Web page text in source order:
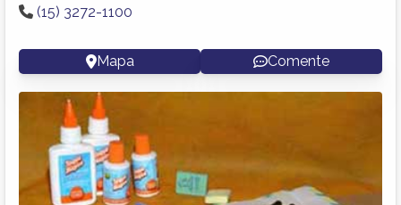
(15) 3272-1100
Mapa Comente